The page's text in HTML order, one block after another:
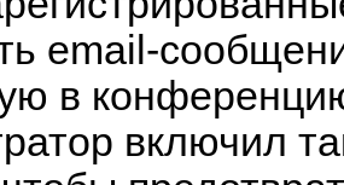
email-
в
включил